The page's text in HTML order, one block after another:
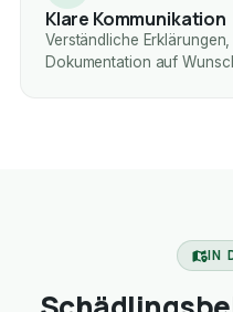
Klare Kommunikation
Verständliche
Dokumentation auf
IN